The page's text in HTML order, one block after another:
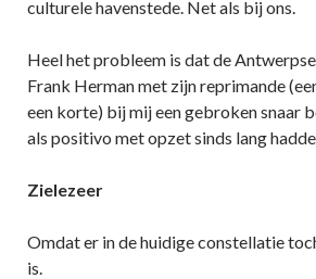
culturele havenstede. Net als bij ons.
Heel het probleem is dat de
Frank Herman met zijn reprimande
een korte) bij mij een gebroken snaar
als positivo met opzet sinds lang
Zielezeer
Omdat er in de huidige constellatie
is.